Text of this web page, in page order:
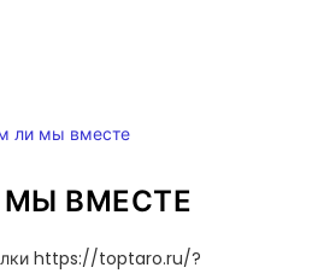
ВМЕСТЕ
https://toptaro.ru/?